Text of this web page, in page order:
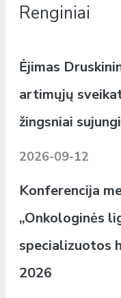
Renginiai
Ėjimas
artimųjų
žingsniai
2026-09-12
Konferencija
„Onkologinės
specializuotos
2026